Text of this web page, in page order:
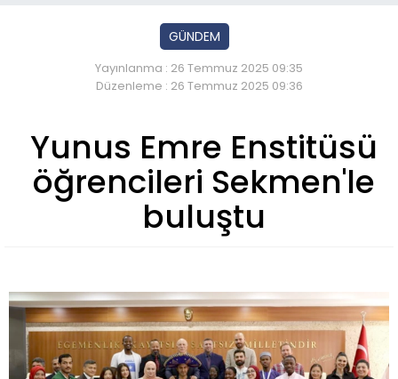
GÜNDEM
Yayınlanma : 26 Temmuz 2025 09:35
Düzenleme : 26 Temmuz 2025 09:36
Yunus Emre Enstitüsü
öğrencileri Sekmen'le
buluştu